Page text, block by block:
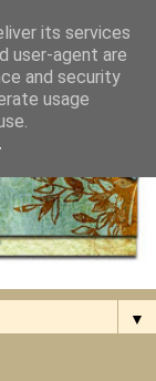
▼
its services
user-agent are
and security
usage